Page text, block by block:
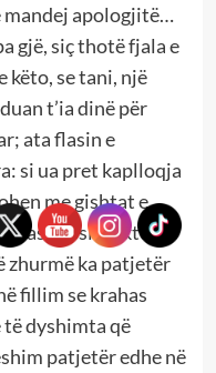
mandej apologjitë…
gjë, siç thotë fjala e
këto, se tani, një
t’ia dinë për
ata flasin e
si ua pret kaplloqja
me gishtat e
ashtu siç diktojnë
zhurmë ka patjetër
fillim se krahas
të dyshimta që
patjetër edhe në